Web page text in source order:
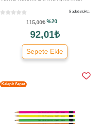
6 adet stokta
115,00₺%20
92,01₺
Sepete Ekle
Kelepir Sepet